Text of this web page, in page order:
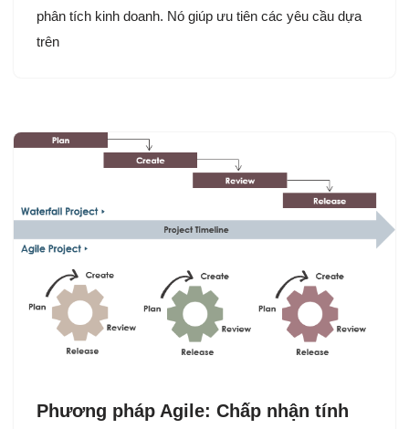
phân tích kinh doanh. Nó giúp ưu tiên các yêu cầu dựa
trên
Phương pháp Agile: Chấp nhận tính